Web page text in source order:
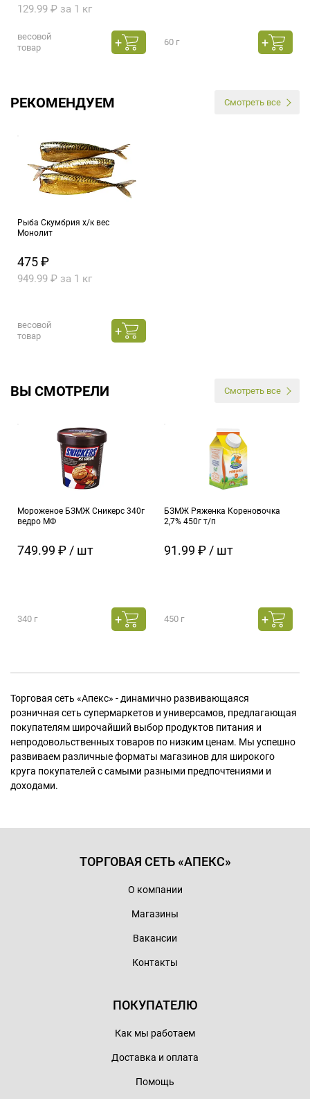
129.99 ₽ за 1 кг
весовой
товар
60 г
РЕКОМЕНДУЕМ Смотреть все
Рыба Скумбрия х/к вес
Монолит
475 ₽
949.99 ₽ за 1 кг
весовой
товар
ВЫ СМОТРЕЛИ Смотреть все
Мороженое БЗМЖ Сникерс 340г
ведро МФ
749.99 ₽ / шт
340 г
БЗМЖ Ряженка Кореновочка
2,7% 450г т/п
91.99 ₽ / шт
450 г
Торговая сеть «Апекс» - динамично развивающаяся
розничная сеть супермаркетов и универсамов, предлагающая
покупателям широчайший выбор продуктов питания и
непродовольственных товаров по низким ценам. Мы успешно
развиваем различные форматы магазинов для широкого
круга покупателей с самыми разными предпочтениями и
доходами.
ТОРГОВАЯ СЕТЬ «АПЕКС»
О компании
Магазины
Вакансии
Контакты
ПОКУПАТЕЛЮ
Как мы работаем
Доставка и оплата
Помощь